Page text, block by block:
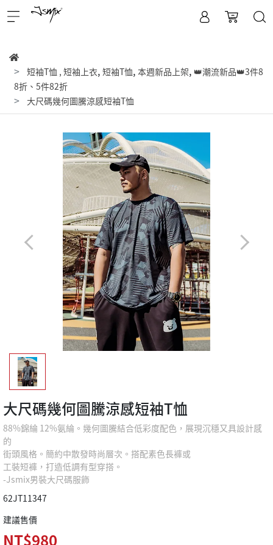
短袖T恤 , 短袖上衣, 短袖T恤, 本週新品上架, 👑潮流新品👑3件8
8折、5件82折
大尺碼幾何圖騰涼感短袖T恤
大尺碼幾何圖騰涼感短袖T恤
88%錦綸 12%氨綸。幾何圖騰結合低彩度配色，展現沉穩又具設計感
的
街頭風格。簡約中散發時尚層次。搭配素色長褲或
工裝短褲，打造低調有型穿搭。
-Jsmix男裝大尺碼服飾
62JT11347
建議售價
NT$980